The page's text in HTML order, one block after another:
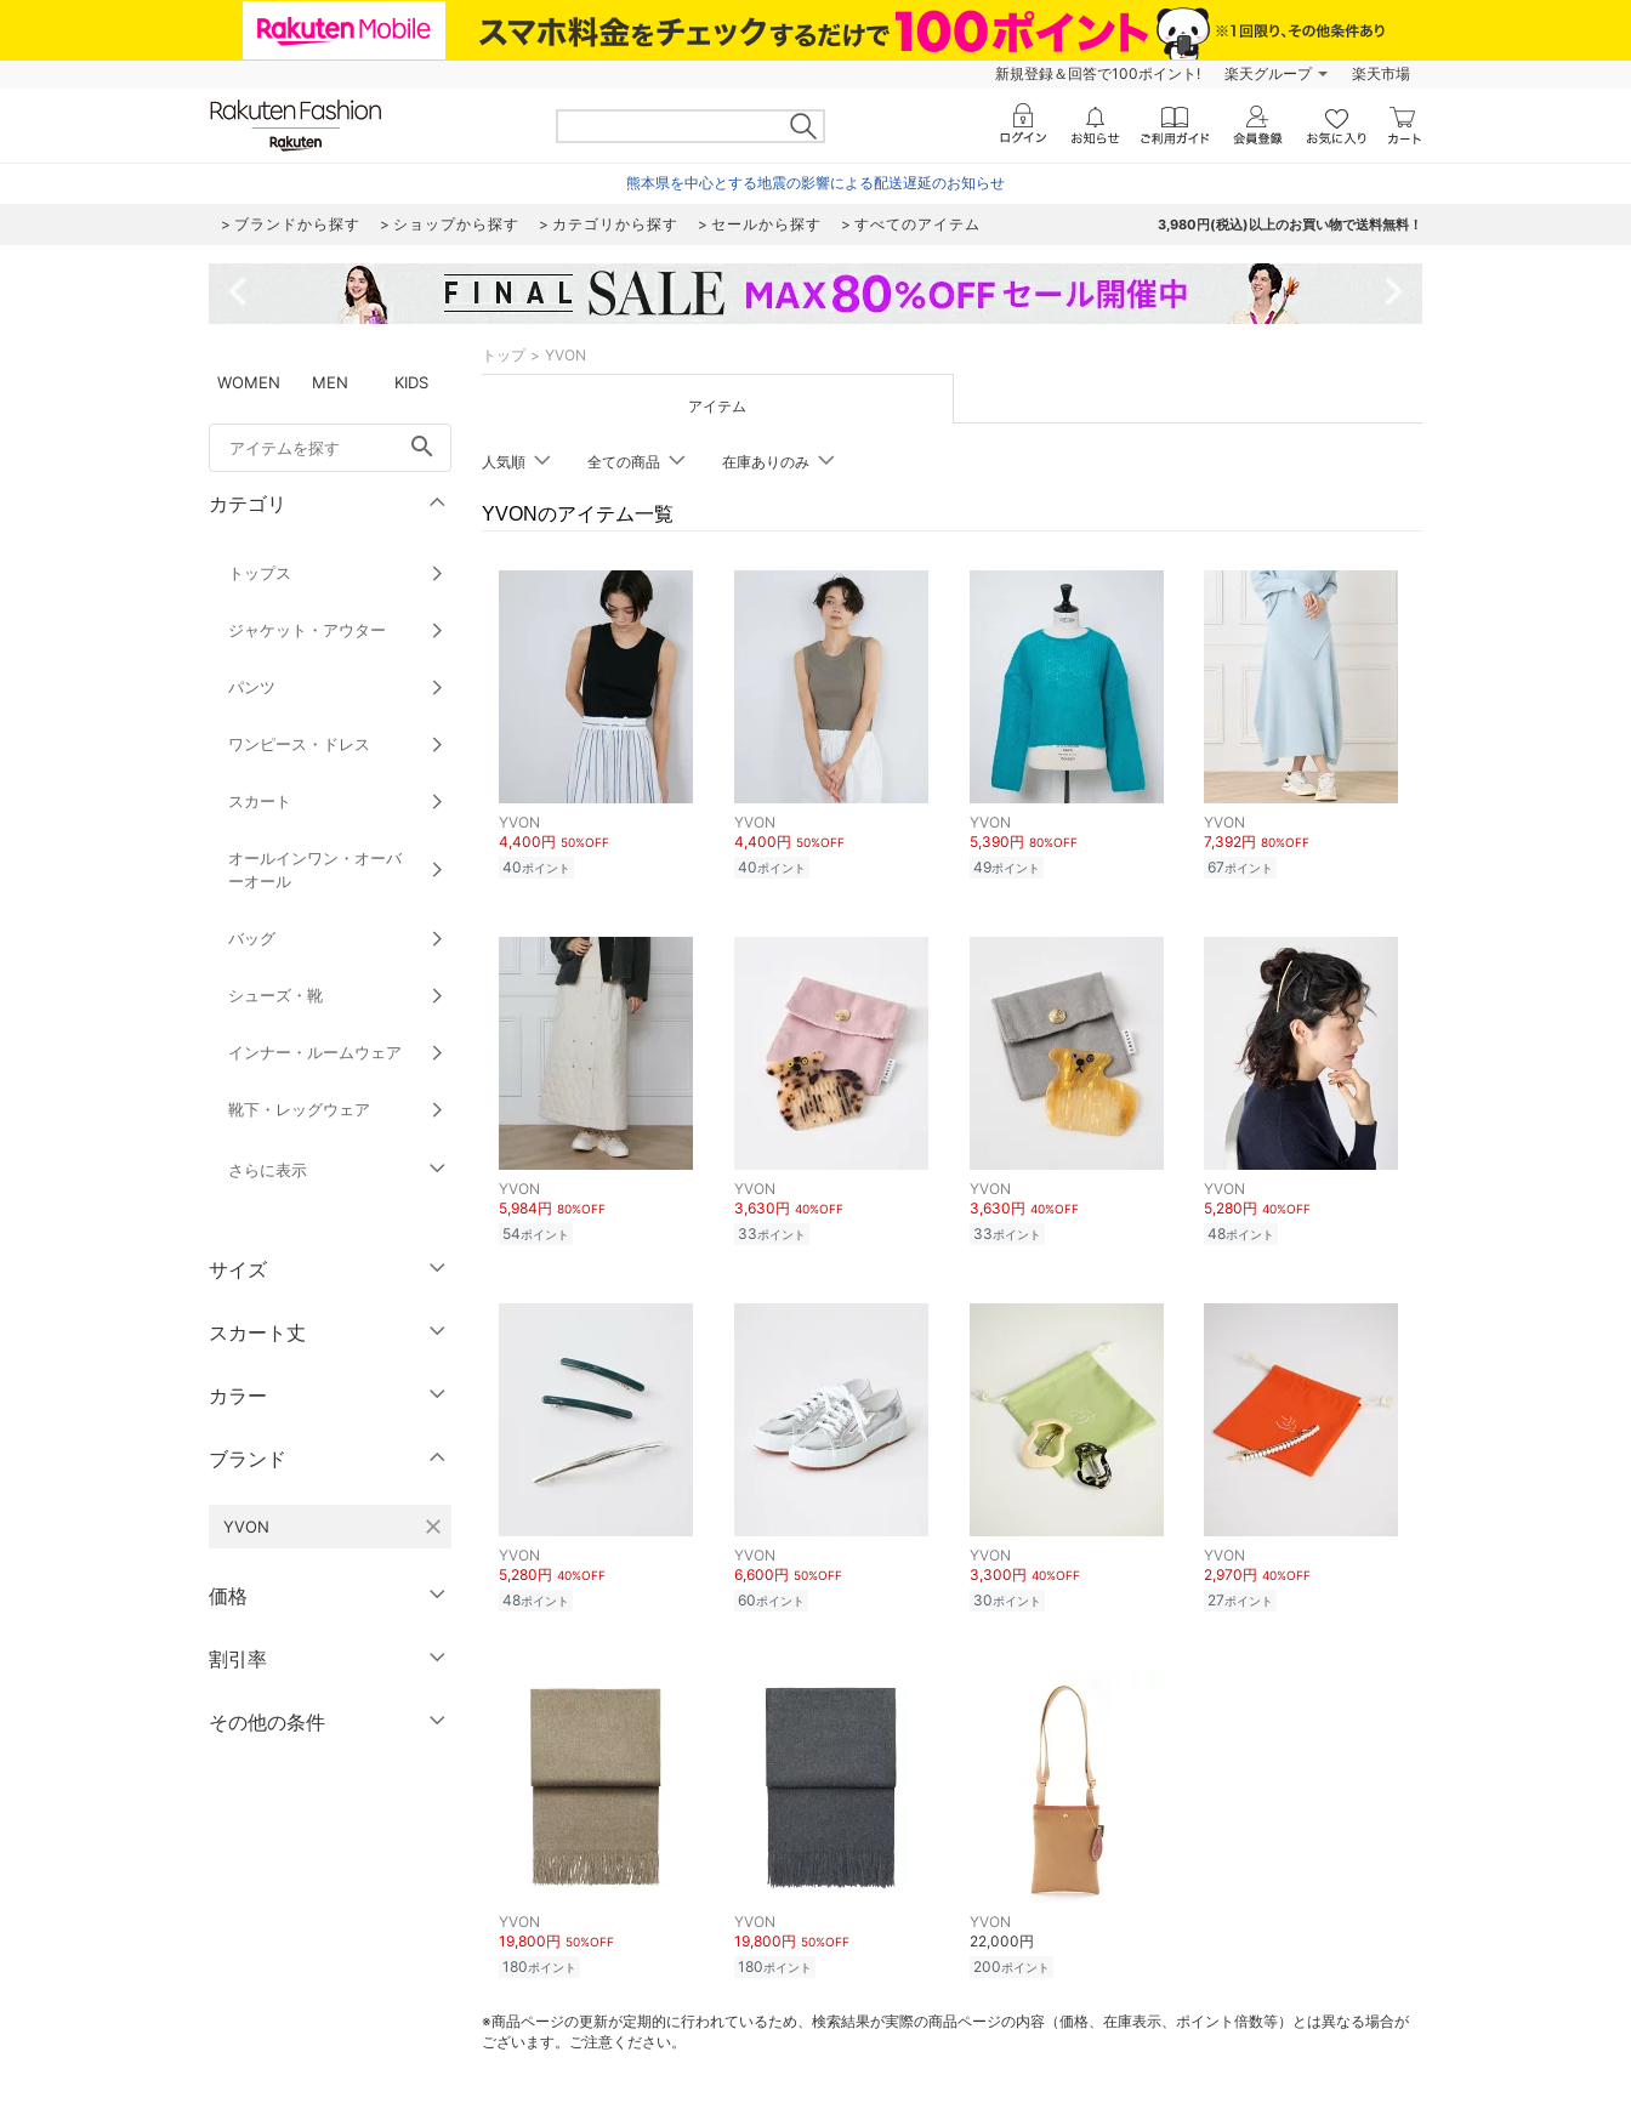
新規登録＆回答で100ポイント! 楽天グループ 楽天市場
熊本県を中心とする地震の影響による配送遅延のお知らせ
ブランドから探す ショップから探す カテゴリから探す セールから探す すべてのアイテム 3,980円(税込)以上のお買い物で送料無料！
WOMEN MEN KIDS
search
カテゴリ
トップス
ジャケット・アウター
パンツ
ワンピース・ドレス
スカート
オールインワン・オーバ
ーオール
バッグ
シューズ・靴
インナー・ルームウェア
靴下・レッグウェア
さらに表示
財布・ポーチ・ケース
帽子
ヘアアクセサリー
ー用品
スーツ・フォーマル
水着・スイムグッズ
サイズ
ウェア（S/M/L）
M
XL
9
12
スカート丈
ミニ丈・ショート丈
膝丈・ミディ丈
ロング丈・マキシ丈
絞り込み
カラー
クリア
ブランド
YVON close
価格
絞り込み
割引率
％OFF～ ％OFF
その他の条件
トップ YVON
アイテム
人気順 全ての商品 在庫ありのみ
YVONのアイテム一覧
YVON
4,400円 50%OFF
40ポイント
YVON
4,400円 50%OFF
40ポイント
YVON
5,390円 80%OFF
49ポイント
YVON
7,392円 80%OFF
67ポイント
YVON
5,984円 80%OFF
54ポイント
YVON
3,630円 40%OFF
33ポイント
YVON
3,630円 40%OFF
33ポイント
YVON
5,280円 40%OFF
48ポイント
YVON
5,280円 40%OFF
48ポイント
YVON
6,600円 50%OFF
60ポイント
YVON
3,300円 40%OFF
30ポイント
YVON
2,970円 40%OFF
27ポイント
YVON
19,800円 50%OFF
180ポイント
YVON
19,800円 50%OFF
180ポイント
YVON
22,000円
200ポイント
※商品ページの更新が定期的に行われているため、検索結果が実際の商品ページの内容（価格、在庫表示、ポイント倍数等）とは異なる場合が
ございます。ご注意ください。